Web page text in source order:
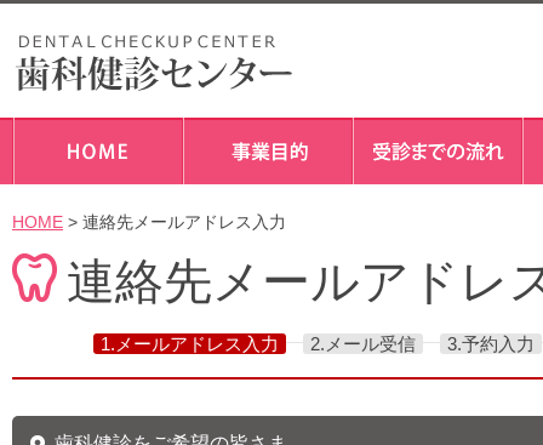
HOME > 連絡先メールアドレス入力
連絡先メールアドレ
1.メールアドレス入力 2.メール受信 3.予約入力